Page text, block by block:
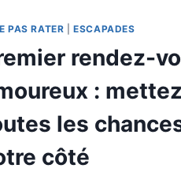
PAS RATER |ESCAPADES
rendez-
: mettez
les
côté